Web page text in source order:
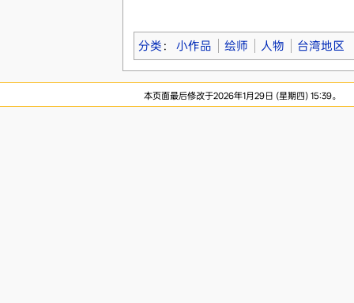
分类 ： 小作品 绘师 人物 台湾地区
本页面最后修改于2026年1月29日 (星期四) 15:39。